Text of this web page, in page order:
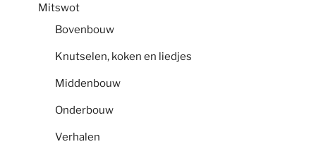
Mitswot
Bovenbouw
Knutselen, koken en liedjes
Middenbouw
Onderbouw
Verhalen